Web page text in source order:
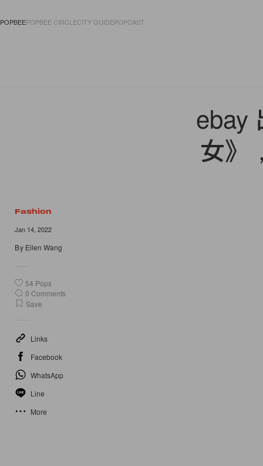
POPBEEPOPBEE CIRCLECITY GUIDEPOPCAST
ebay
女》
Fashion
Jan 14, 2022
By Ellen Wang
54 Pops
0 Comments
Save
Links
Facebook
WhatsApp
Line
More